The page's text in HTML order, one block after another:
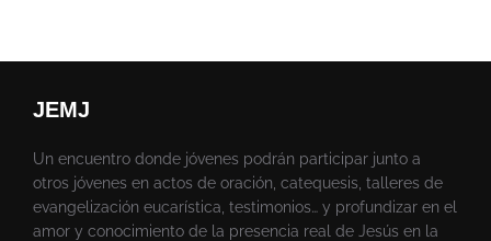
JEMJ
Un encuentro donde jóvenes podrán participar junto a
otros jóvenes en actos de oración, catequesis, talleres de
evangelización eucarística, testimonios… y profundizar en el
amor y conocimiento de la presencia real de Jesús en la